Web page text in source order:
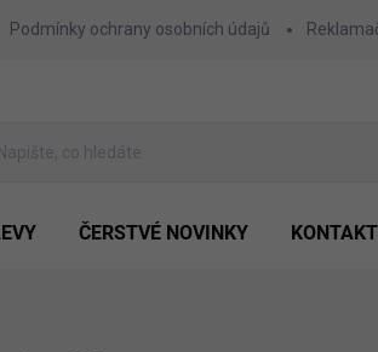
Podmínky ochrany osobních údajů
ČERSTVÉ NOVINKY